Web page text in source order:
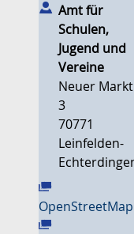
Amt für
Schulen,
Jugend und
Vereine
Neuer Markt
3
70771
Leinfelden-
OpenStreetMap